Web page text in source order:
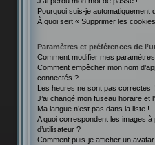
Pourquoi suis-je automatiquement
À quoi sert « Supprimer les
Paramètres et préférences de
Comment modifier mes
Comment empêcher mon nom
connectés ?
Les heures ne sont pas correctes !
J’ai changé mon fuseau horaire et
Ma langue n’est pas dans la liste !
A quoi correspondent les images à
d’utilisateur ?
Comment puis-je afficher un